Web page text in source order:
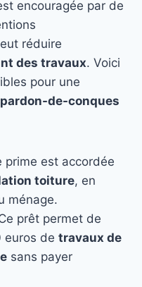
encouragée par de
réduire
des travaux. Voici
pour une
de-conques
prime est accordée
toiture, en
ménage.
prêt permet de
euros de travaux de
sans payer